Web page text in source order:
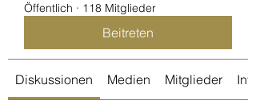
Öffentlich · 118 Mitglieder
Beitreten
Diskussionen Medien Mitglieder Info